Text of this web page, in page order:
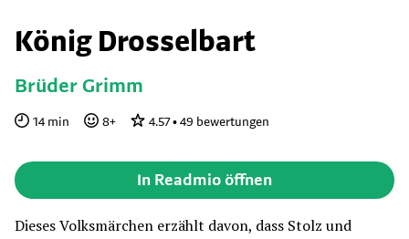
König Drosselbart
Brüder Grimm
14min 8+ 4.57• 49 bewertungen
In Readmio öffnen
Dieses Volksmärchen erzählt davon, dass Stolz und